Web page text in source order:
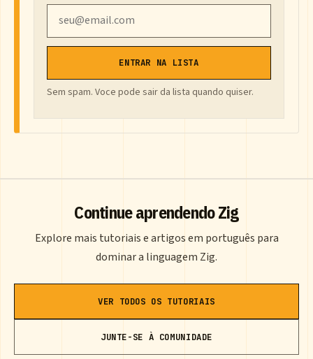
ENTRAR NA LISTA
Sem spam. Voce pode sair da lista quando quiser.
Continue aprendendo Zig
Explore mais tutoriais e artigos em português para
dominar a linguagem Zig.
VER TODOS OS TUTORIAIS
JUNTE-SE À COMUNIDADE